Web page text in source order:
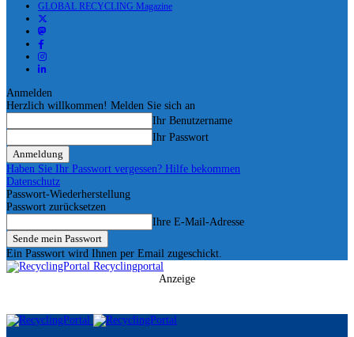
GLOBAL RECYCLING Magazine
Anmelden
Herzlich willkommen! Melden Sie sich an
Ihr Benutzername
Ihr Passwort
Haben Sie Ihr Passwort vergessen? Hilfe bekommen
Datenschutz
Passwort-Wiederherstellung
Passwort zurücksetzen
Ihre E-Mail-Adresse
Ein Passwort wird Ihnen per Email zugeschickt.
Recyclingportal
Anzeige